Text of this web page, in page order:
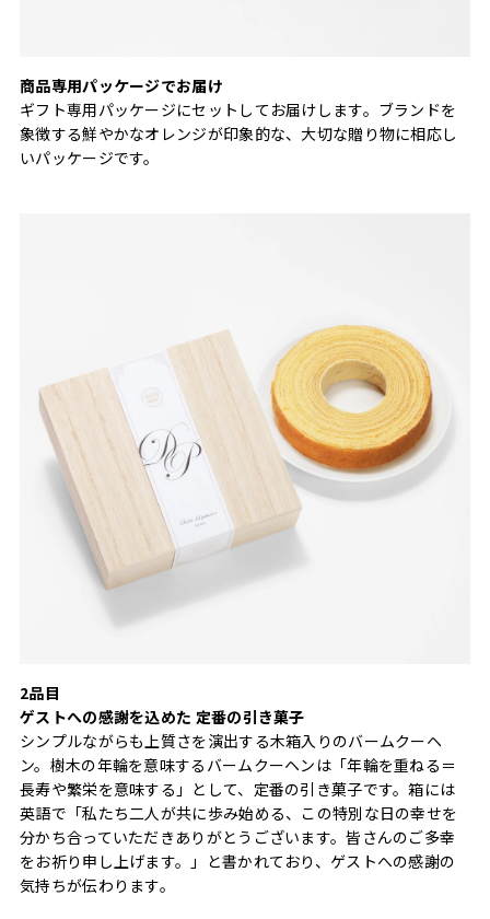
商品専用パッケージでお届け
ギフト専用パッケージにセットしてお届けします。ブランドを
象徴する鮮やかなオレンジが印象的な、大切な贈り物に相応し
いパッケージです。
2品目
ゲストへの感謝を込めた 定番の引き菓子
シンプルながらも上質さを演出する木箱入りのバームクーヘ
ン。樹木の年輪を意味するバームクーヘンは「年輪を重ねる＝
長寿や繁栄を意味する」として、定番の引き菓子です。箱には
英語で「私たち二人が共に歩み始める、この特別な日の幸せを
分かち合っていただきありがとうございます。皆さんのご多幸
をお祈り申し上げます。」と書かれており、ゲストへの感謝の
気持ちが伝わります。